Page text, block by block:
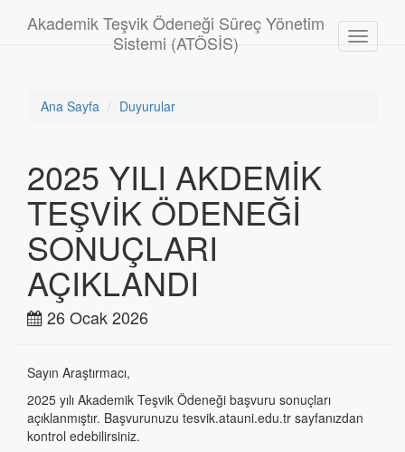
Toggle
Akademik Teşvik Ödeneği Süreç Yönetim
Sistemi (ATÖSİS)
Ana Sayfa Duyurular
2025 YILI AKDEMİK
TEŞVİK ÖDENEĞİ
SONUÇLARI
AÇIKLANDI
26Ocak2026
Sayın Araştırmacı,
2025 yılı Akademik Teşvik Ödeneği başvuru sonuçları
açıklanmıştır. Başvurunuzu tesvik.atauni.edu.tr sayfanızdan
kontrol edebilirsiniz.